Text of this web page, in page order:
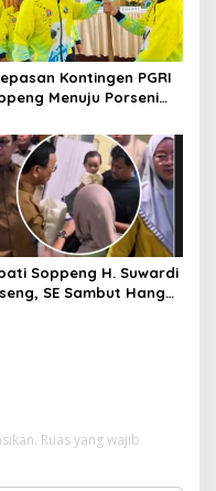
Kontingen PGRI
Menuju Porseni
dan Harumkan
Bumi Latemmamala
Soppeng H. Suwardi
SE Sambut Hangat
Ruas yang wajib